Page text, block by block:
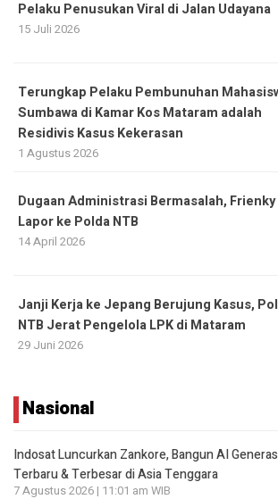
Pelaku Penusukan Viral di Jalan Udayana
15 Juli 2026
Terungkap Pelaku Pembunuhan
Sumbawa di Kamar Kos Mataram adalah
Residivis Kasus Kekerasan
1 Agustus 2026
Dugaan Administrasi Bermasalah, Frienky
Lapor ke Polda NTB
14 April 2026
Janji Kerja ke Jepang Berujung Kasus,
NTB Jerat Pengelola LPK di Mataram
29 Juni 2026
Nasional
Indosat Luncurkan Zankore, Bangun AI
Terbaru & Terbesar di Asia Tenggara
7 Agustus 2026 | 11:01 am WIB